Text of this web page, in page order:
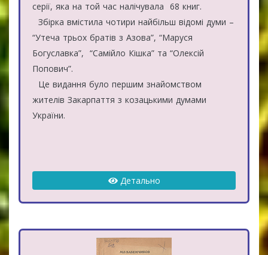
серії, яка на той час налічувала 68 книг.
Збірка вмістила чотири найбільш відомі думи –
“Утеча трьох братів з Азова”, “Маруся
Богуславка”, “Самійло Кішка” та “Олексій
Попович”.
Це видання було першим знайомством
жителів Закарпаття з козацькими думами
України.
Детально